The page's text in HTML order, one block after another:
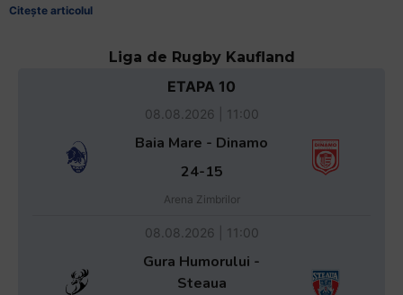
Citește articolul
Liga de Rugby Kaufland
ETAPA 10
08.08.2026 | 11:00
Baia Mare - Dinamo
24-15
Arena Zimbrilor
08.08.2026 | 11:00
Gura Humorului -
Steaua